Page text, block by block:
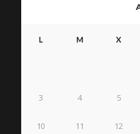
L M X
3 4 5
10 11 12